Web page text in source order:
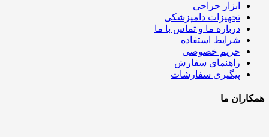
ابزار جراحی
تجهیزات دامپزشکی
درباره ما و تماس با ما
شرایط استفاده
حریم خصوصی
راهنمای سفارش
پیگیری سفارشات
همکاران ما